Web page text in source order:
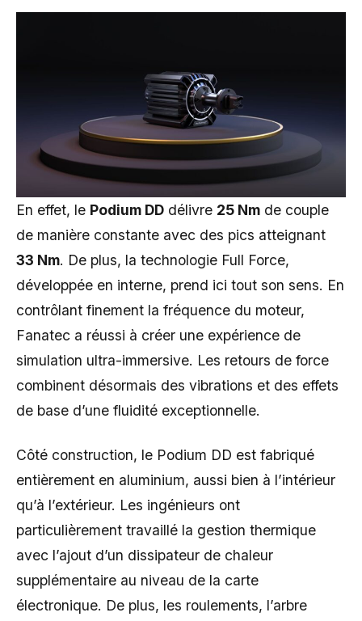
En effet, le Podium DD délivre 25 Nm de couple
de manière constante avec des pics atteignant
33 Nm. De plus, la technologie Full Force,
développée en interne, prend ici tout son sens. En
contrôlant finement la fréquence du moteur,
Fanatec a réussi à créer une expérience de
simulation ultra-immersive. Les retours de force
combinent désormais des vibrations et des effets
de base d’une fluidité exceptionnelle.
Côté construction, le Podium DD est fabriqué
entièrement en aluminium, aussi bien à l’intérieur
qu’à l’extérieur. Les ingénieurs ont
particulièrement travaillé la gestion thermique
avec l’ajout d’un dissipateur de chaleur
supplémentaire au niveau de la carte
électronique. De plus, les roulements, l’arbre